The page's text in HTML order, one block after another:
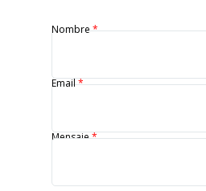
Nombre*
Email*
Mensaje*